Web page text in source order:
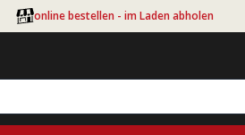
online bestellen - im Laden abholen